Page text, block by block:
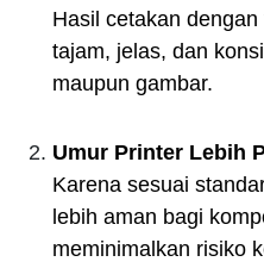
Hasil cetakan
tajam, jelas, dan
maupun gambar.
Umur Printer Lebih
Karena sesuai
lebih aman bagi
meminimalkan risiko